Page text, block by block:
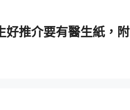
好推介要有醫生紙，附